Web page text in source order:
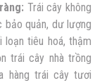
Trái cây không
bảo quản, dư lượng
tiêu hoá, thậm
trái cây nhà trồng
hàng trái cây tươi